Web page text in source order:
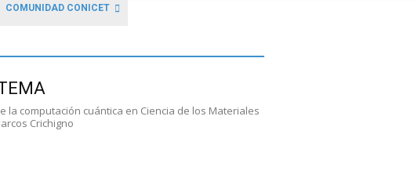
COMUNIDAD CONICET
la computación cuántica en Ciencia de los Materiales
Crichigno